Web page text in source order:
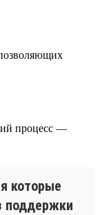
процесс —
которые
поддержки